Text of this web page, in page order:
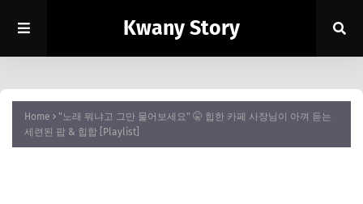
Kwany Story
Home
"노래 뭐냐고 그만 물어보세요" 🤫 힙한 카페 사장님이 아껴 듣는
세련된 팝 & 힙합 [Playlist]